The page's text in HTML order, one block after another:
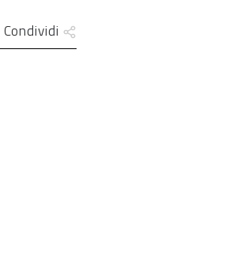
Condividi